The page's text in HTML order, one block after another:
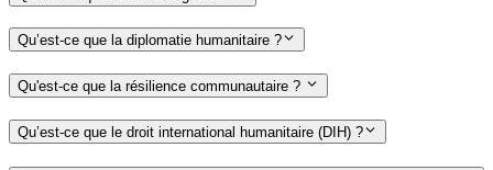
Qu’est-ce que la diplomatie humanitaire ?
Qu'est-ce que la résilience communautaire ?
Qu’est-ce que le droit international humanitaire (DIH) ?